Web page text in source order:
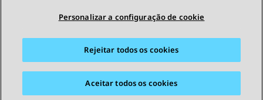
Mapa do site Termos de Uso
Privacidade
Marcas registradas
Personalizar a configuração de cookie
Rejeitar todos os cookies
Aceitar todos os cookies